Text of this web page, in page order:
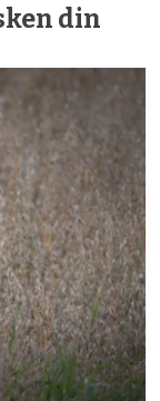
din